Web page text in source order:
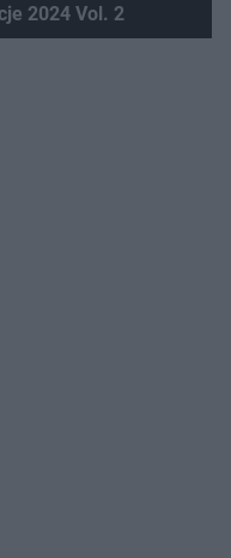
2024 Vol. 2